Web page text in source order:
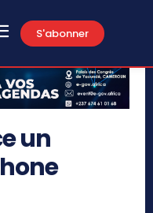
S'abonner
un